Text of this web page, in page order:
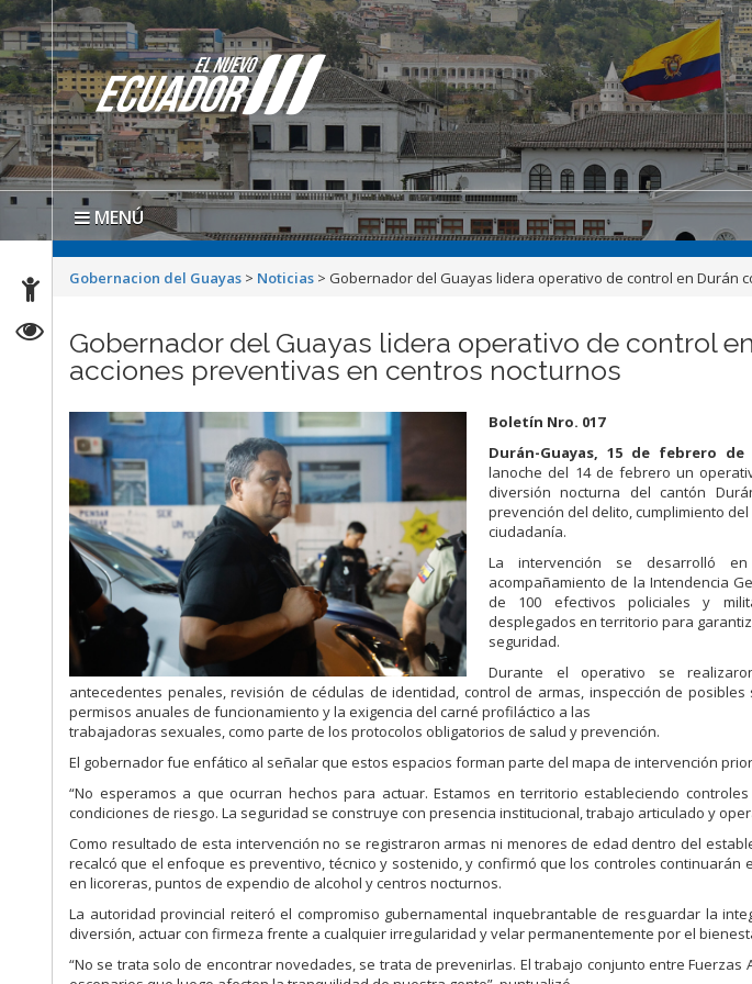
MENÚ
Gobernacion del Guayas > Noticias > Gobernador del Guayas lidera operativo de control en Durán
Gobernador del Guayas lidera operativo de control
acciones preventivas en centros nocturnos
Boletín Nro. 017
Durán-Guayas, 15 de febrero de
lanoche del 14 de febrero un
diversión nocturna del cantón
prevención del delito, cumplimiento
ciudadanía.
La intervención se desarrolló
acompañamiento de la Intendencia
de 100 efectivos policiales y
desplegados en territorio para
seguridad.
Durante el operativo se
antecedentes penales, revisión de cédulas de identidad, control de armas, inspección de
permisos anuales de funcionamiento y la exigencia del carné profiláctico a las
trabajadoras sexuales, como parte de los protocolos obligatorios de salud y prevención.
El gobernador fue enfático al señalar que estos espacios forman parte del mapa de intervención
“No esperamos a que ocurran hechos para actuar. Estamos en territorio estableciendo
condiciones de riesgo. La seguridad se construye con presencia institucional, trabajo articulado y
Como resultado de esta intervención no se registraron armas ni menores de edad dentro del
recalcó que el enfoque es preventivo, técnico y sostenido, y confirmó que los controles continuarán
en licoreras, puntos de expendio de alcohol y centros nocturnos.
La autoridad provincial reiteró el compromiso gubernamental inquebrantable de resguardar la
diversión, actuar con firmeza frente a cualquier irregularidad y velar permanentemente por el
“No se trata solo de encontrar novedades, se trata de prevenirlas. El trabajo conjunto entre Fuerzas